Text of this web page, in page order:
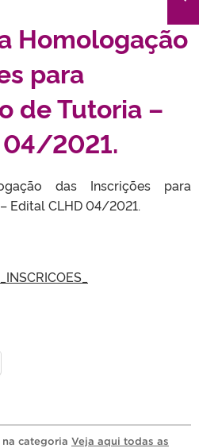
Homologação
para
de Tutoria –
04/2021.
das Inscrições para
Edital CLHD 04/2021.
na categoria Veja aqui todas as